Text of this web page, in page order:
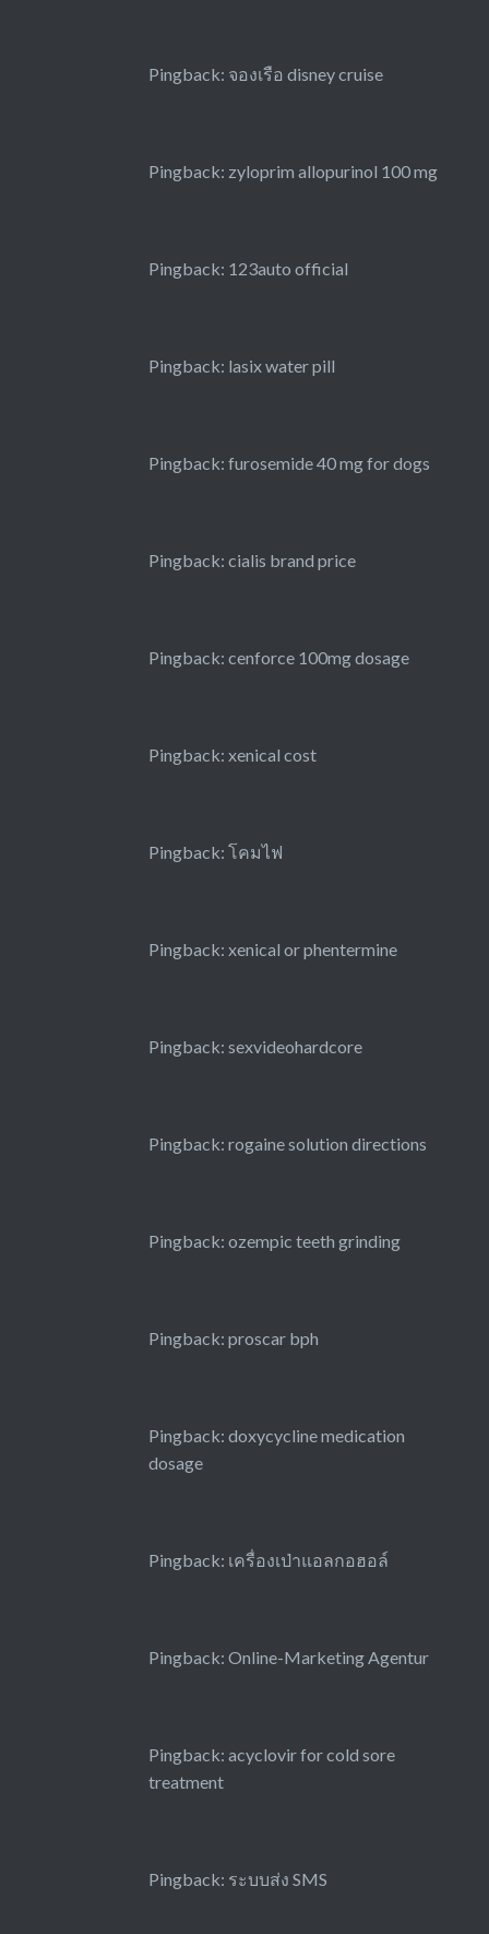
Pingback: จองเรือ disney cruise
Pingback: zyloprim allopurinol 100 mg
Pingback: 123auto official
Pingback: lasix water pill
Pingback: furosemide 40 mg for dogs
Pingback: cialis brand price
Pingback: cenforce 100mg dosage
Pingback: xenical cost
Pingback: โคมไฟ
Pingback: xenical or phentermine
Pingback: sexvideohardcore
Pingback: rogaine solution directions
Pingback: ozempic teeth grinding
Pingback: proscar bph
Pingback: doxycycline medication
dosage
Pingback: เครื่องเป่าแอลกอฮอล์
Pingback: Online-Marketing Agentur
Pingback: acyclovir for cold sore
treatment
Pingback: ระบบส่ง SMS